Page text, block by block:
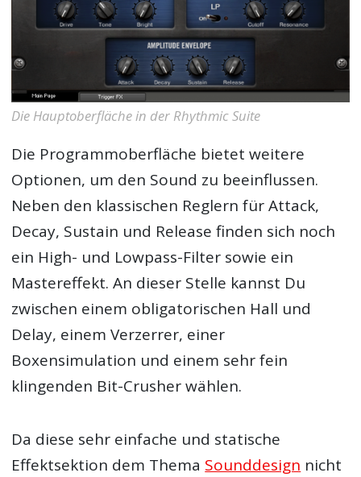
Die Hauptoberfläche in der Rhythmic Suite
Die Programmoberfläche bietet weitere
Optionen, um den Sound zu beeinflussen.
Neben den klassischen Reglern für Attack,
Decay, Sustain und Release finden sich noch
ein High- und Lowpass-Filter sowie ein
Mastereffekt. An dieser Stelle kannst Du
zwischen einem obligatorischen Hall und
Delay, einem Verzerrer, einer
Boxensimulation und einem sehr fein
klingenden Bit-Crusher wählen.
Da diese sehr einfache und statische
Effektsektion dem Thema Sounddesign nicht